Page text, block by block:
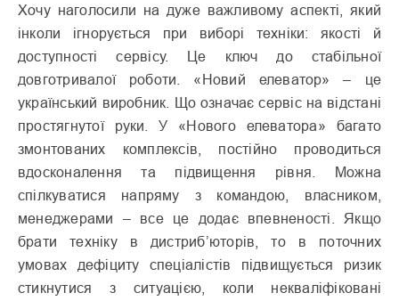
Хочу наголосили на дуже важливому аспекті, який
інколи ігнорується при виборі техніки: якості й
доступності сервісу. Це ключ до стабільної
довготривалої роботи. «Новий елеватор» – це
український виробник. Що означає сервіс на відстані
простягнутої руки. У «Нового елеватора» багато
змонтованих комплексів, постійно проводиться
вдосконалення та підвищення рівня. Можна
спілкуватися напряму з командою, власником,
менеджерами – все це додає впевненості. Якщо
брати техніку в дистриб’юторів, то в поточних
умовах дефіциту спеціалістів підвищується ризик
стикнутися з ситуацією, коли некваліфіковані